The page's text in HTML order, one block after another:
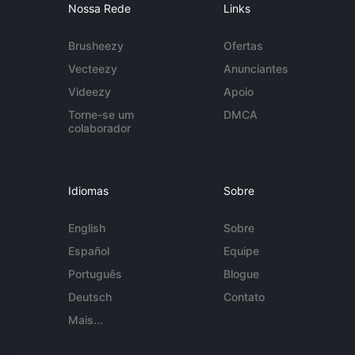
Nossa Rede
Brusheezy
Vecteezy
Videezy
Torne-se um
colaborador
Links
Ofertas
Anunciantes
Apoio
DMCA
Idiomas
English
Español
Português
Deutsch
Mais...
Sobre
Sobre
Equipe
Blogue
Contato